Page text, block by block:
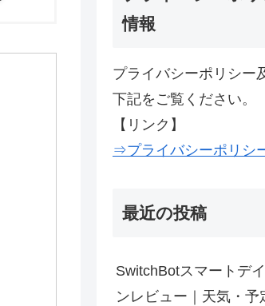
情報
プライバシーポリシー
下記をご覧ください。
【リンク】
⇒プライバシーポリシ
最近の投稿
SwitchBotスマートデ
ンレビュー｜天気・予